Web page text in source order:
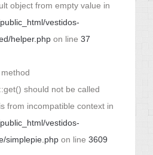
object from empty value in
vestidos-
helper.php on line 37
should not be called
from incompatible context in
vestidos-
simplepie.php on line 3609